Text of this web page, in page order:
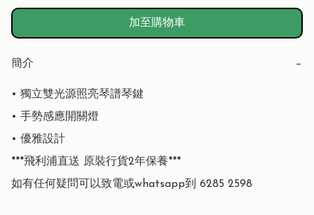
加至購物車
簡介 −
• 獨立雙光源照亮琴譜琴鍵
• 手勢感應開關燈
• 優雅設計
***飛利浦直送 原裝行貨2年保養***
如有任何疑問可以致電或whatsapp到 6285 2598